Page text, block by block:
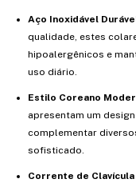
Aço Inoxidável
qualidade, estes
hipoalergênicos e
uso diário.
Estilo Coreano
apresentam um
complementar
sofisticado.
Corrente de Clavícula